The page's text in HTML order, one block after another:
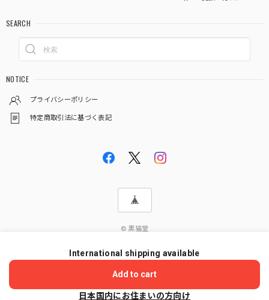
SEARCH
NOTICE
プライバシーポリシー
特定商取引法に基づく表記
© 黒猫堂
International shipping available
Add to cart
日本国内にお住まいの方向け
ショップに質問する